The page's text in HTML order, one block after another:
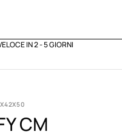
IN 2 - 5 GIORNI
CM